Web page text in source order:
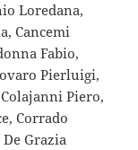
Loredana,
Cancemi
Fabio,
Pierluigi,
Piero,
Corrado
Grazia